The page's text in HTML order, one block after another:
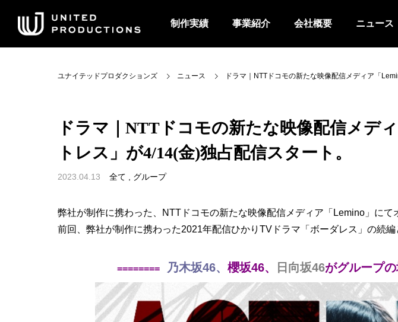
制作実績 事業紹介 会社概要 ニュース
ユナイテッドプロダクションズ ニュース ドラマ｜NTTドコモの新たな映像配信メディア「
ドラマ｜NTTドコモの新たな映像配信メデ
トレス」が4/14(金)独占配信スタート。
2023.04.13 全て グループ
弊社が制作に携わった、NTTドコモの新たな映像配信メディア「Lemino」に
前回、弊社が制作に携わった2021年配信ひかりTVドラマ「ボーダレス」の続編
======== 乃木坂46、 櫻坂46、 日向坂46がグループ